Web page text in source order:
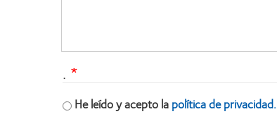
.
He leído y acepto lapolítica de privacidad.